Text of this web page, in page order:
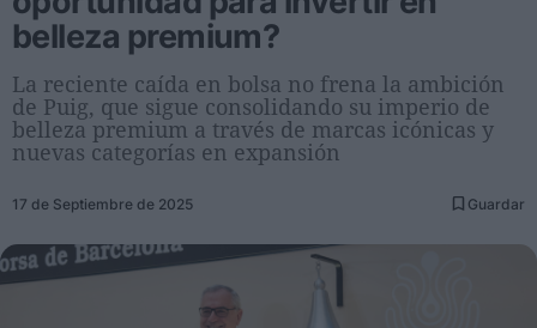
Economía y sector
Nombramientos
Entrevistas a directivos
Internacional
Innovación
belleza premium?
La reciente caída en bolsa no frena la ambición
de Puig, que sigue consolidando su imperio de
belleza premium a través de marcas icónicas y
nuevas categorías en expansión
17 de Septiembre de 2025 Guardar